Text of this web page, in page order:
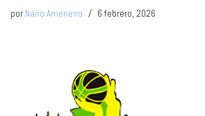
por Nano Ameneiro 6 febrero, 2026